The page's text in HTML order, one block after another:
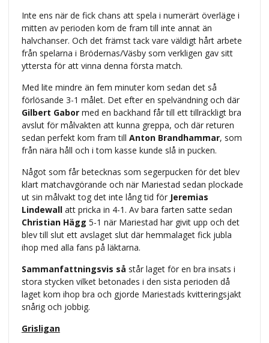
Inte ens när de fick chans att spela i numerärt överläge i
mitten av perioden kom de fram till inte annat än
halvchanser. Och det främst tack vare väldigt hårt arbete
från spelarna i Brödernas/Väsby som verkligen gav sitt
yttersta för att vinna denna första match.
Med lite mindre än fem minuter kom sedan det så
förlösande 3-1 målet. Det efter en spelvändning och där
Gilbert Gabormed en backhand får till ett tillräckligt bra
avslut för målvakten att kunna greppa, och där returen
sedan perfekt kom fram till Anton Brandhammar, som
från nära håll och i tom kasse kunde slå in pucken.
Något som får betecknas som segerpucken för det blev
klart matchavgörande och när Mariestad sedan plockade
ut sin målvakt tog det inte lång tid för Jeremias
Lindewallatt pricka in 4-1. Av bara farten satte sedan
Christian Hägg 5-1 när Mariestad har givit upp och det
blev till slut ett avslaget slut där hemmalaget fick jubla
ihop med alla fans på läktarna.
Sammanfattningsvis så står laget för en bra insats i
stora stycken vilket betonades i den sista perioden då
laget kom ihop bra och gjorde Mariestads kvitteringsjakt
snårig och jobbig.
Grisligan